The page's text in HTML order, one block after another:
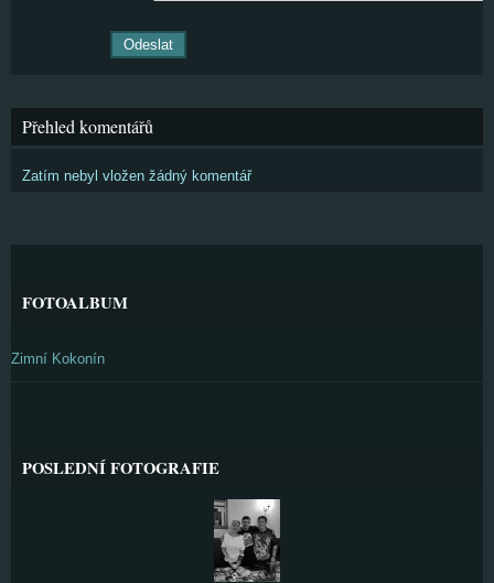
Přehled komentářů
Zatím nebyl vložen žádný komentář
FOTOALBUM
Zimní Kokonín
POSLEDNÍ FOTOGRAFIE